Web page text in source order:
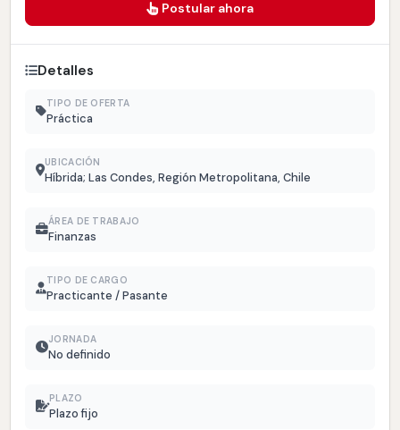
Postular ahora
Detalles
TIPO DE OFERTA
Práctica
UBICACIÓN
Híbrida; Las Condes, Región Metropolitana, Chile
ÁREA DE TRABAJO
Finanzas
TIPO DE CARGO
Practicante / Pasante
JORNADA
No definido
PLAZO
Plazo fijo